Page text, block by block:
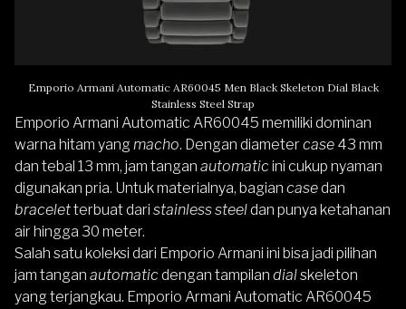
Emporio Armani Automatic AR60045 Men Black Skeleton Dial Black
Stainless Steel Strap
Emporio Armani Automatic AR60045 memiliki dominan
warna hitam yang macho. Dengan diameter case 43 mm
dan tebal 13 mm, jam tangan automatic ini cukup nyaman
digunakan pria. Untuk materialnya, bagian casedan
braceletterbuat dari stainless steeldan punya ketahanan
air hingga 30 meter.
Salah satu koleksi dari Emporio Armani ini bisa jadi pilihan
jam tangan automatic dengan tampilan dialskeleton
yang terjangkau. Emporio Armani Automatic AR60045